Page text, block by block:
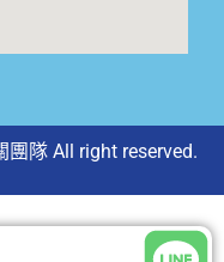
隊 All right reserved.